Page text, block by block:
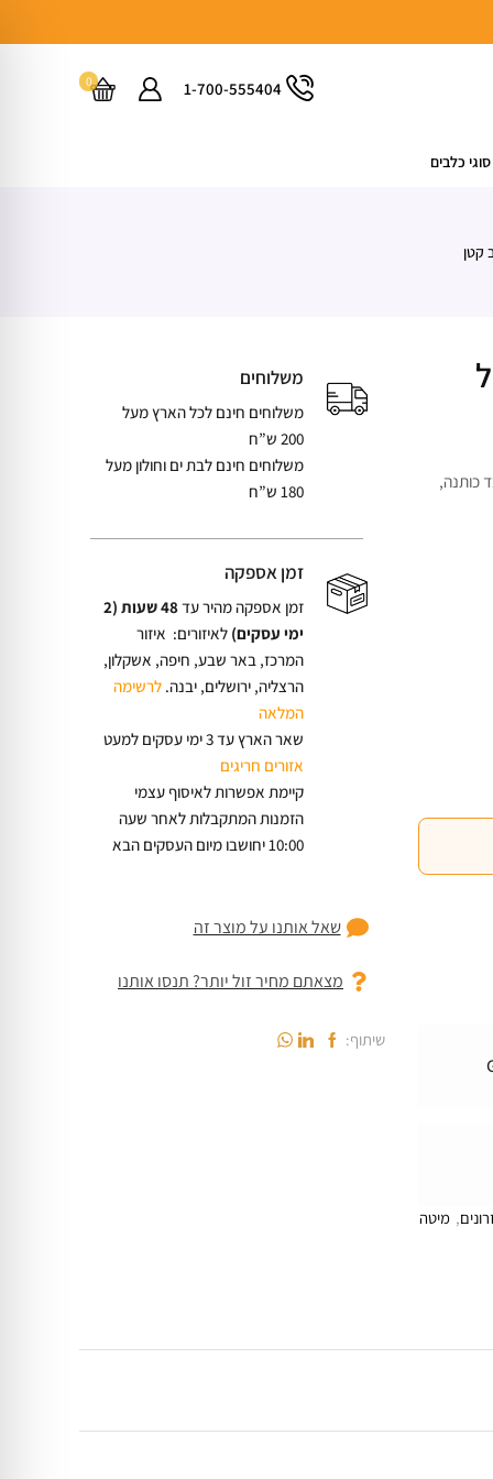
1-700-555404
0
סוגי כלבים
קטן
כותנה,
, מיטה
משלוחים
משלוחים חינם לכל הארץ מעל
200 ש”ח
משלוחים חינם לבת ים וחולון מעל
180 ש”ח
זמן אספקה
זמן אספקה מהיר עד
48 שעות (2
ימי עסקים)לאיזורים: איזור
המרכז, באר שבע, חיפה, אשקלון,
הרצליה, ירושלים, יבנה.לרשימה
המלאה
שאר הארץ עד 3 ימי עסקים למעט
אזורים חריגים
קיימת אפשרות לאיסוף עצמי
הזמנות המתקבלות לאחר שעה
10:00 יחושבו מיום העסקים הבא
שאל אותנו על מוצר זה
מצאתם מחיר זול יותר? תנסו אותנו
שיתוף: